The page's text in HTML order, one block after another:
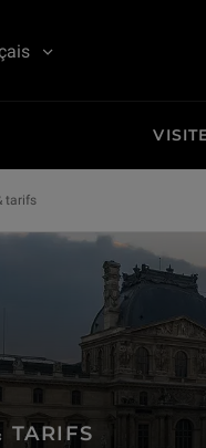
tarifs
TARIFS